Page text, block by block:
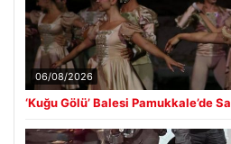
06/08/2026
‘Kuğu Gölü’ Balesi Pamukkale’de